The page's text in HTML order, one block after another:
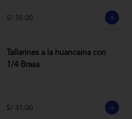
o pierna es sujeta a stock.
S/ 35.00
Tallarines a la huancaina con
1/4 Brasa
S/ 31.00